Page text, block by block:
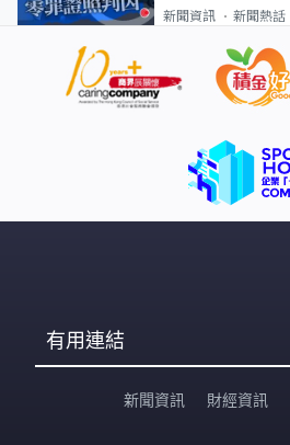
新聞資訊 新聞熱話
有用連結
新聞資訊 財經資訊